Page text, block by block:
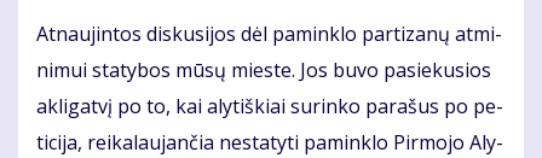
At­nau­jin­tos dis­ku­si­jos dėl pa­min­klo par­ti­za­nų at­mi­
ni­mui sta­ty­bos mū­sų mies­te. Jos bu­vo pa­sie­ku­sios
ak­li­gat­vį po to, kai aly­tiš­kiai su­rin­ko pa­ra­šus po pe­
ti­ci­ja, rei­ka­lau­jan­čia ne­sta­ty­ti pa­min­klo Pir­mo­jo Aly­